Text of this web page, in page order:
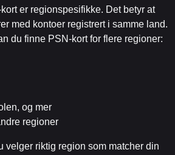
er regionspesifikke. Det betyr at
med kontoer registrert i samme land.
du finne PSN-kort for flere regioner:
og mer
regioner
velger riktig region som matcher din